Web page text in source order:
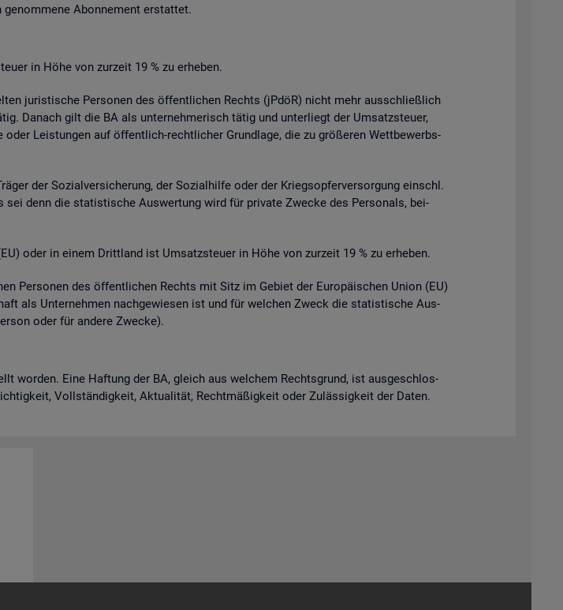
Abon­ne­ment er­stat­tet.
in Höhe von zur­zeit 19 % zu er­he­ben.
ju­ris­ti­sche Per­so­nen des öf­fent­li­chen Rechts (jPdöR) nicht mehr aus­schlie­ß­lich
Da­nach gilt die BA als un­ter­neh­me­risch tätig und un­ter­liegt der Um­satz­steu­er,
Leis­tun­gen auf öf­fent­lich-recht­li­cher Grund­la­ge, die zu grö­ße­ren Wett­be­werbs­
der So­zi­al­ver­si­che­rung, der So­zi­al­hil­fe oder der Kriegs­op­fer­ver­sor­gung einschl.
denn die sta­tis­ti­sche Aus­wer­tung wird für pri­va­te Zwe­cke des Per­so­nals, bei­
oder in einem Dritt­land ist Um­satz­steu­er in Höhe von zur­zeit 19 % zu er­he­ben.
Per­so­nen des öf­fent­li­chen Rechts mit Sitz im Ge­biet der Eu­ro­päi­schen Union (EU)
als Un­ter­neh­men nach­ge­wie­sen ist und für wel­chen Zweck die sta­tis­ti­sche Aus­
oder für an­de­re Zwe­cke).
wor­den. Eine Haf­tung der BA, gleich aus wel­chem Rechts­grund, ist aus­ge­schlos­
Voll­stän­dig­keit, Ak­tua­li­tät, Recht­mä­ßig­keit oder Zu­läs­sig­keit der Daten.